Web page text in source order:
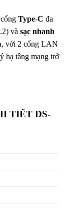
Type-C đa
và sạc nhanh
với 2 cổng LAN
hạ tầng mạng trở
TIẾT DS-